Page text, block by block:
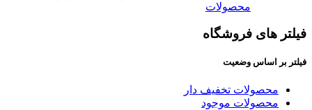
محصولات
فیلتر های فروشگاه
فیلتر بر اساس وضعیت
محصولات تخفیف دار
محصولات موجود